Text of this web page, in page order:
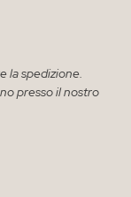
la spedizione.
presso il nostro